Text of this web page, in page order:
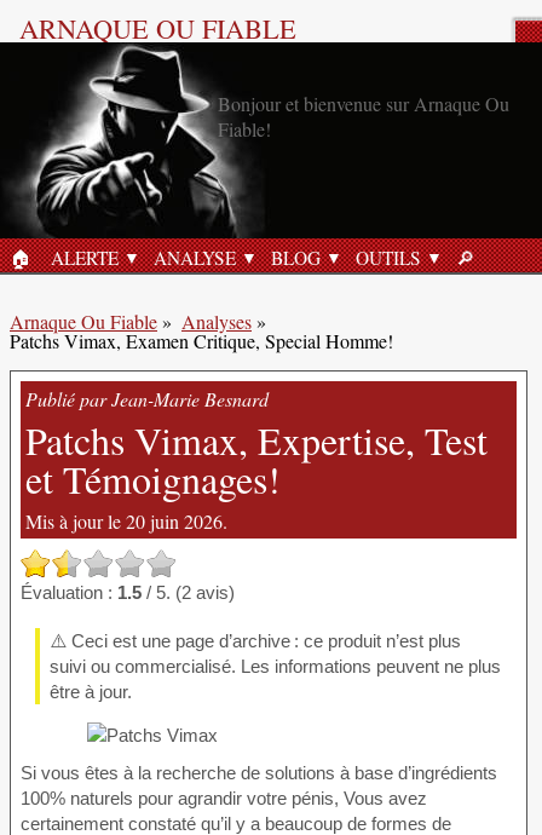
ARNAQUE OU FIABLE
ACCUEIL
🏠︎ ALERTE ANALYSE BLOG OUTILS 🔎︎
Arnaque Ou Fiable» Analyses»
Patchs Vimax, Examen Critique, Special Homme!
Publié par Jean-Marie Besnard
Patchs Vimax, Expertise, Test
et Témoignages!
Mis à jour le 20 juin 2026.
Évaluation : 1.5 / 5. (2 avis)
⚠️ Ceci est une page d’archive : ce produit n’est plus
suivi ou commercialisé. Les informations peuvent ne plus
être à jour.
Si vous êtes à la recherche de solutions à base d’ingrédients
100% naturels pour agrandir votre pénis, Vous avez
certainement constaté qu’il y a beaucoup de formes de